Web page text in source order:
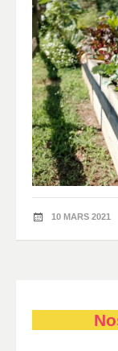
10 MARS 2021